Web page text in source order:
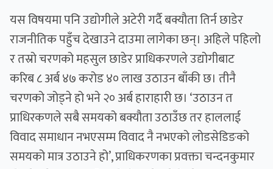
‍यस विषयमा पनि उद्योगीले अटेरी गर्दै बक्यौता तिर्न छाडेर
राजनीतिक पहुँच देखाउने दाउमा लागेका छन्। अहिले पहिलो
र तस्रो चरणको महसुल छाडेर प्राधिकरणले उद्योगीबाट
करिब ८ अर्ब ४७ करोड ४० लाख उठाउन बाँकी छ। तीनै
चरणको जोड्ने हो भने २० अर्ब हाराहारी छ। ‘उठाउन त
प्राधिरकणले सबै समयको बक्यौता उठाउँछ तर हाललाई
विवाद समाधान नभएसम्म विवाद नै नभएको लोडसेडिङको
समयको मात्र उठाउने हो’, प्राधिकरणका प्रवक्ता चन्दनकुमार